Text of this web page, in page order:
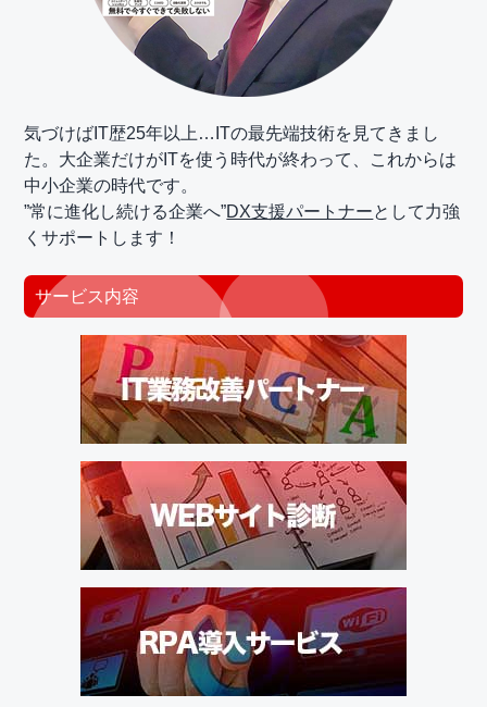
気づけばIT歴25年以上…ITの最先端技術を見てきまし
た。大企業だけがITを使う時代が終わって、これからは
中小企業の時代です。
”常に進化し続ける企業へ”DX支援パートナーとして力強
くサポートします！
サービス内容